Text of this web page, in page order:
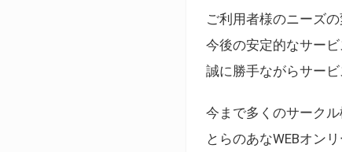
ご利用者様のニーズ
今後の安定的なサー
誠に勝手ながらサー
今まで多くのサーク
とらのあなWEBオン